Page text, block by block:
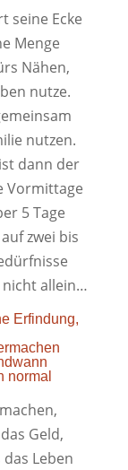
seine Ecke
Menge
Nähen,
nutze.
nutzen.
dann der
Vormittage
5 Tage
zwei bis
nicht allein…
Erfindung,
normal
Geld,
Leben